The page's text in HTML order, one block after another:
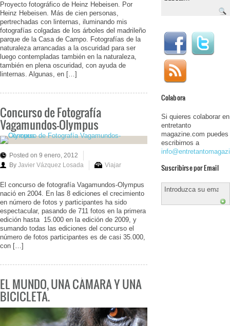
Proyecto fotográfico de Heinz Hebeisen. Por
Heinz Hebeisen. Más de cien personas,
pertrechadas con linternas, iluminando mis
fotografías colgadas de los árboles del madrileño
parque de la Casa de Campo. Fotografías de la
naturaleza arrancadas a la oscuridad para ser
luego contempladas también en la naturaleza,
también en plena oscuridad, con ayuda de
linternas. Algunas, en […]
Concurso de Fotografía
Vagamundos-Olympus
Posted on 9 enero, 2012
By Javier Vázquez Losada Viajar
El concurso de fotografía Vagamundos-Olympus
nació en 2004. En las 8 ediciones el crecimiento
en número de fotos y participantes ha sido
espectacular, pasando de 711 fotos en la primera
edición hasta 15.000 en la edición de 2009, y
sumando todas las ediciones del concurso el
número de fotos participantes es de casi 35.000,
con […]
EL MUNDO, UNA CÁMARA Y UNA
BICICLETA.
Colabora
Si quieres colaborar en
entretanto
magazine.com puedes
escribirnos a
Suscribirse por Email